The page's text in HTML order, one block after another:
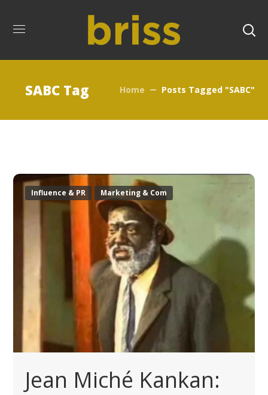
SABC Tag Home Posts Tagged "SABC"
Influence & PR Marketing & Com
Jean Miché Kankan: